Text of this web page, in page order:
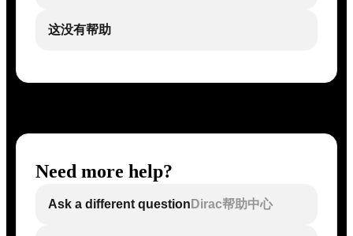
这没有帮助
Need more help?
Ask a different question Dirac帮助中心